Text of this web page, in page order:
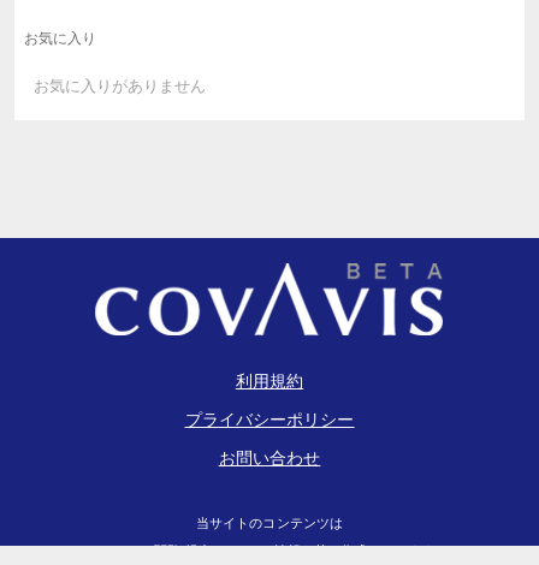
お気に入り
お気に入りがありません
利用規約
プライバシーポリシー
お問い合わせ
当サイトのコンテンツは
EDINET閲覧(提出)サイトの情報を基に作成しています